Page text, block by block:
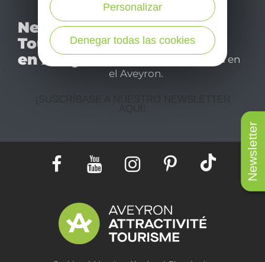
Newsletter
Newsletter
Tourismo
en Aveyron
No se pierda nuestro
mensual newsletter y
déjese inspirar para
disfrutar de su estancia en
el Aveyron.
¡SUSCRÍBASE A NUESTRO NEWSLETTER
AQUÍ!
Denegar todas las cookies
Personalizar